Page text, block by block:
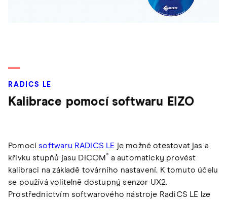
RADICS LE
Kalibrace pomocí softwaru EIZO
Pomocí softwaru RADICS LE je možné otestovat jas a
křivku stupňů jasu DICOM® a automaticky provést
kalibraci na základě továrního nastavení. K tomuto účelu
se používá volitelně dostupný senzor UX2.
Prostřednictvím softwarového nástroje RadiCS LE lze